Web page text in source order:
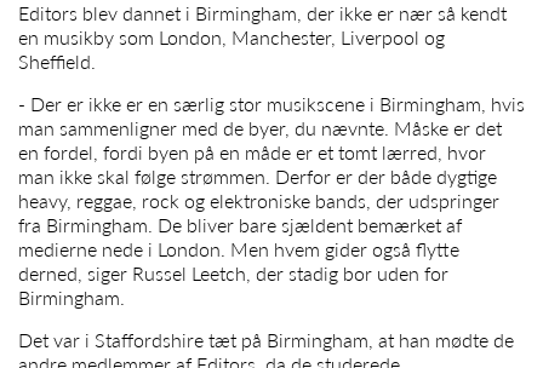
Editors blev dannet i Birmingham, der ikke er nær så kendt
en musikby som London, Manchester, Liverpool og
Sheffield.
- Der er ikke er en særlig stor musikscene i Birmingham, hvis
man sammenligner med de byer, du nævnte. Måske er det
en fordel, fordi byen på en måde er et tomt lærred, hvor
man ikke skal følge strømmen. Derfor er der både dygtige
heavy, reggae, rock og elektroniske bands, der udspringer
fra Birmingham. De bliver bare sjældent bemærket af
medierne nede i London. Men hvem gider også flytte
derned, siger Russel Leetch, der stadig bor uden for
Birmingham.
Det var i Staffordshire tæt på Birmingham, at han mødte de